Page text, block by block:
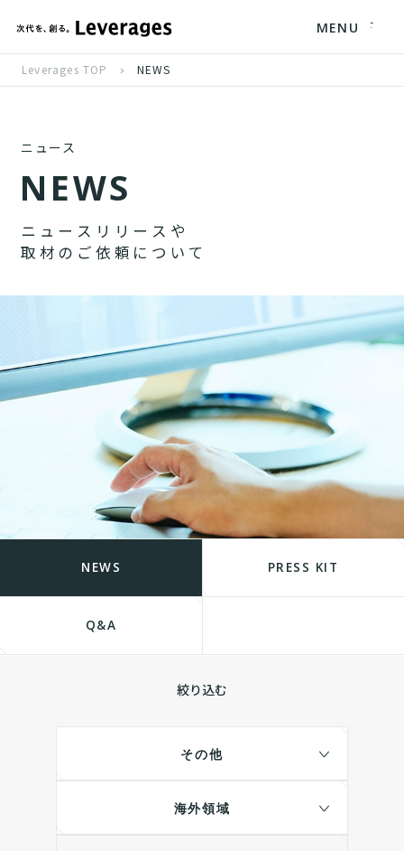
MENU
Leverages TOP NEWS
ニュース
NEWS
ニ ュ ー ス リ リ ー ス や
取 材 の ご 依 頼 に つ い て
NEWS PRESS KIT
Q&A
絞り込む
その他
海外領域